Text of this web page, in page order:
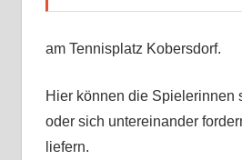
am Tennisplatz Kobersdorf.
Hier können die Spielerinnen
oder sich untereinander
liefern.